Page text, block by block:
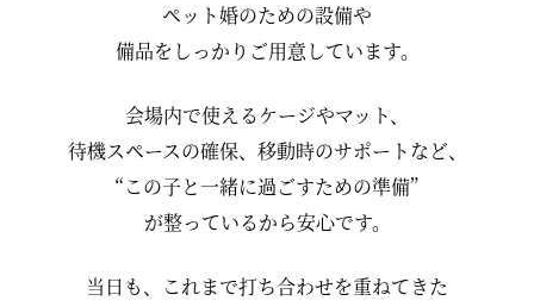
ペット婚のための設備や
備品をしっかりご用意しています。
会場内で使えるケージやマット、
待機スペースの確保、移動時のサポートなど、
“この子と一緒に過ごすための準備”
が整っているから安心です。
当日も、これまで打ち合わせを重ねてきた